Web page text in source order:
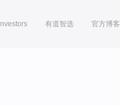
Investors 有道智选 官方博客